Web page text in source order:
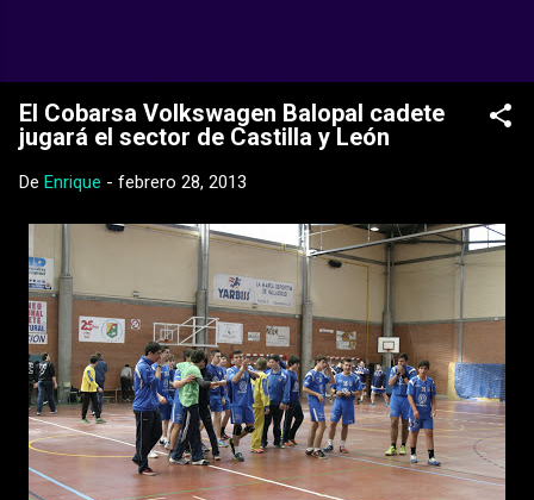
El Cobarsa Volkswagen Balopal cadete
jugará el sector de Castilla y León
De Enrique - febrero 28, 2013